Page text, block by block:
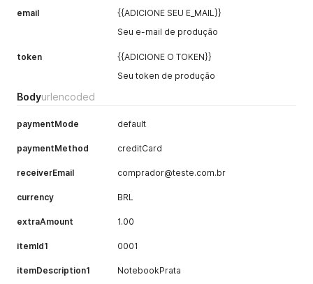
email
{{ADICIONE SEU E_MAIL}}
Seu e-mail de produção
token
{{ADICIONE O TOKEN}}
Seu token de produção
Bodyurlencoded
paymentMode default
paymentMethod creditCard
receiverEmail comprador@teste.com.br
currency BRL
extraAmount 1.00
itemId1 0001
itemDescription1 NotebookPrata